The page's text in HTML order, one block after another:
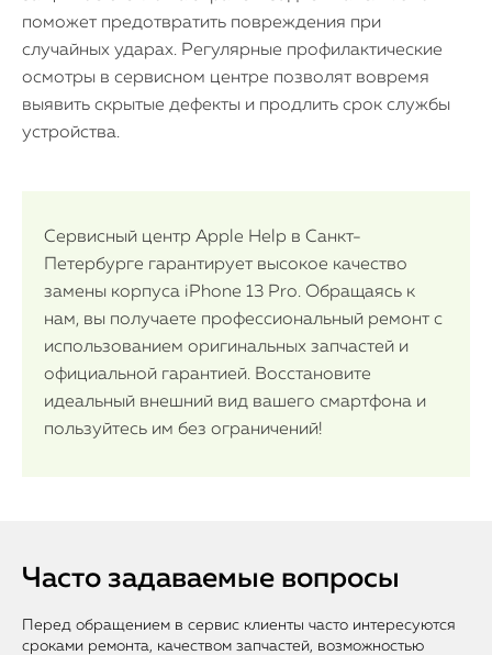
поможет предотвратить повреждения при
случайных ударах. Регулярные профилактические
осмотры в сервисном центре позволят вовремя
выявить скрытые дефекты и продлить срок службы
устройства.
Сервисный центр Apple Help в Санкт-
Петербурге гарантирует высокое качество
замены корпуса iPhone 13 Pro. Обращаясь к
нам, вы получаете профессиональный ремонт с
использованием оригинальных запчастей и
официальной гарантией. Восстановите
идеальный внешний вид вашего смартфона и
пользуйтесь им без ограничений!
Часто задаваемые вопросы
Перед обращением в сервис клиенты часто интересуются
сроками ремонта, качеством запчастей, возможностью